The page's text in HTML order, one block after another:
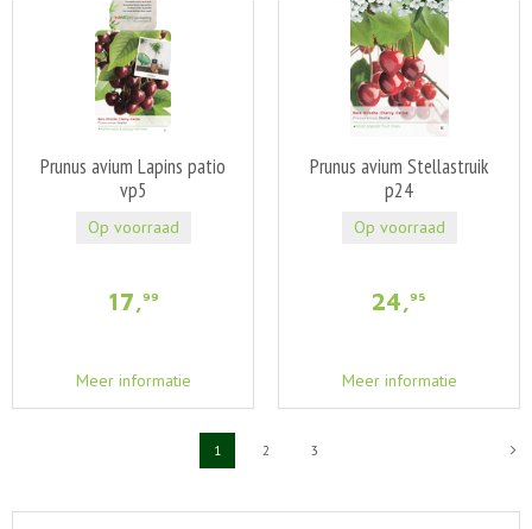
Prunus avium Lapins patio
vp5
17,99
Meer informatie
Op voorraad
Prunus avium Stellastruik
p24
24,95
Meer informatie
Op voorraad
1 2 3